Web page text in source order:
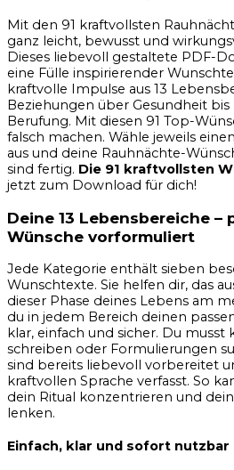
Mit den 91 kraftvollsten
ganz leicht, bewusst und
Dieses liebevoll gestaltete PDF-
eine Fülle inspirierender
kraftvolle Impulse aus 13
Beziehungen über Gesundheit
Berufung. Mit diesen 91 Top-
falsch machen. Wähle jeweils
aus und deine Rauhnächte-
sind fertig. Die 91 kraftvollsten
jetzt zum Download für dich!
Deine 13 Lebensbereiche –
Wünsche vorformuliert
Jede Kategorie enthält sieben
Wunschtexte. Sie helfen dir, das
dieser Phase deines Lebens am
du in jedem Bereich deinen
klar, einfach und sicher. Du musst
schreiben oder Formulierungen
sind bereits liebevoll vorbereitet
kraftvollen Sprache verfasst. So
dein Ritual konzentrieren und
lenken.
Einfach, klar und sofort nutzbar